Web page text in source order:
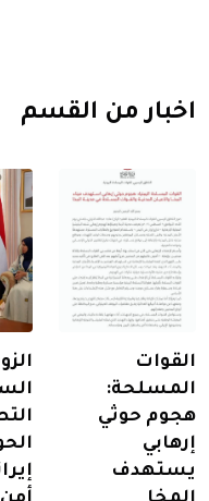
اخبار من القسم
القوات
المسلحة:
هجوم حوثي
إرهابي
يستهدف